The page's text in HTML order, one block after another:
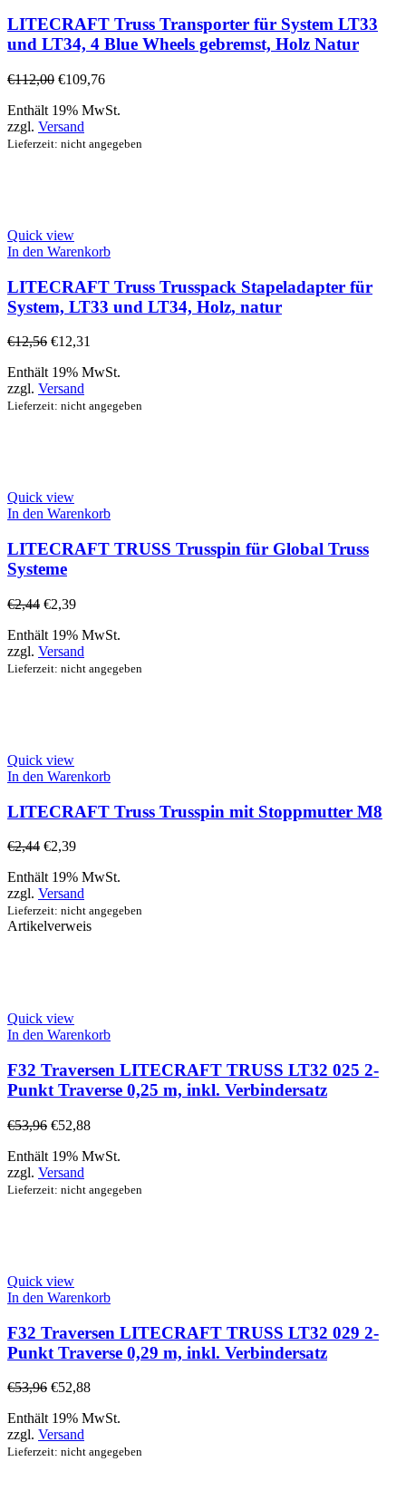
LITECRAFT Truss Transporter für System LT33
und LT34, 4 Blue Wheels gebremst, Holz Natur
€112,00 €109,76
Enthält 19% MwSt.
zzgl. Versand
Lieferzeit: nicht angegeben
Quick view
In den Warenkorb
LITECRAFT Truss Trusspack Stapeladapter für
System, LT33 und LT34, Holz, natur
€12,56 €12,31
Enthält 19% MwSt.
zzgl. Versand
Lieferzeit: nicht angegeben
Quick view
In den Warenkorb
LITECRAFT TRUSS Trusspin für Global Truss
Systeme
€2,44 €2,39
Enthält 19% MwSt.
zzgl. Versand
Lieferzeit: nicht angegeben
Quick view
In den Warenkorb
LITECRAFT Truss Trusspin mit Stoppmutter M8
€2,44 €2,39
Enthält 19% MwSt.
zzgl. Versand
Lieferzeit: nicht angegeben
Artikelverweis
Quick view
In den Warenkorb
F32 Traversen LITECRAFT TRUSS LT32 025 2-
Punkt Traverse 0,25 m, inkl. Verbindersatz
€53,96 €52,88
Enthält 19% MwSt.
zzgl. Versand
Lieferzeit: nicht angegeben
Quick view
In den Warenkorb
F32 Traversen LITECRAFT TRUSS LT32 029 2-
Punkt Traverse 0,29 m, inkl. Verbindersatz
€53,96 €52,88
Enthält 19% MwSt.
zzgl. Versand
Lieferzeit: nicht angegeben